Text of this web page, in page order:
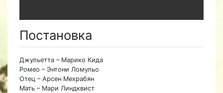
Постановка
Джульетта – Марико Кида
Ромео – Энтони Ломульо
Отец – Арсен Мехрабян
Мать – Мари Линдквист